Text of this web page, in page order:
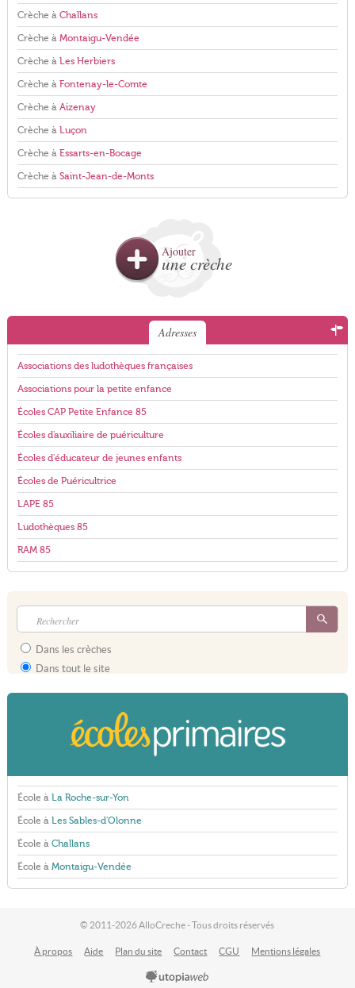
Crèche à Challans
Crèche à Montaigu-Vendée
Crèche à Les Herbiers
Crèche à Fontenay-le-Comte
Crèche à Aizenay
Crèche à Luçon
Crèche à Essarts-en-Bocage
Crèche à Saint-Jean-de-Monts
Ajouter
une crèche
Adresses
Associations des ludothèques françaises
Associations pour la petite enfance
Écoles CAP Petite Enfance 85
Écoles d'auxiliaire de puériculture
Écoles d'éducateur de jeunes enfants
Écoles de Puéricultrice
LAPE 85
Ludothèques 85
RAM 85
Dans les crèches
Dans tout le site
École à La Roche-sur-Yon
École à Les Sables-d'Olonne
École à Challans
École à Montaigu-Vendée
© 2011-2026 AlloCreche - Tous droits réservés
À propos Aide Plan du site Contact CGU Mentions légales